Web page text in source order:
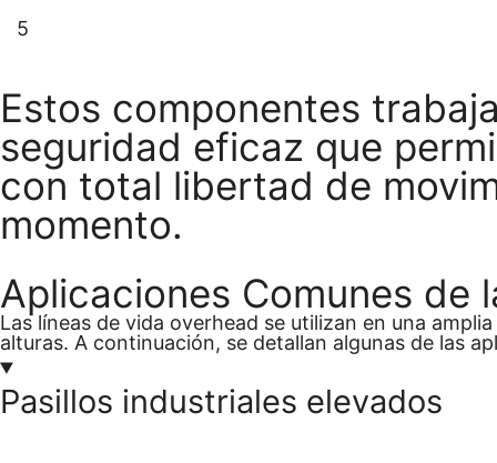
5
Estos componentes
seguridad eficaz que
con total libertad de
momento.
Aplicaciones Comunes de
Las líneas de vida overhead se utilizan en una
alturas. A continuación, se detallan algunas de las
Pasillos industriales elevados